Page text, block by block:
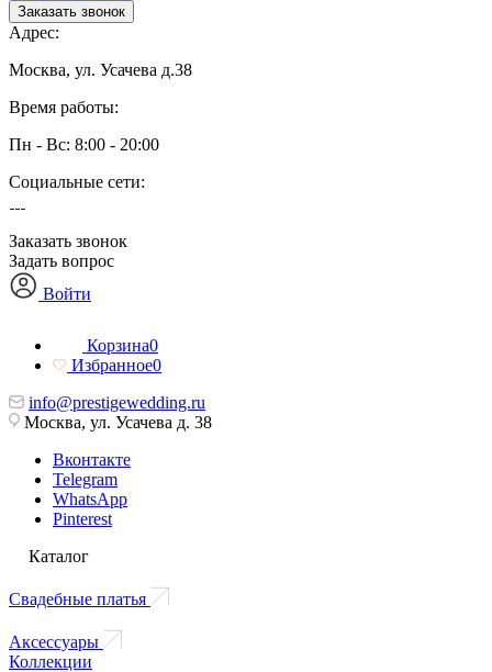
Заказать звонок
Адрес:
Москва, ул. Усачева д.38
Время работы:
Пн - Вс: 8:00 - 20:00
Социальные сети:
Заказать звонок
Задать вопрос
Войти
Корзина0
Избранное0
info@prestigewedding.ru
Москва, ул. Усачева д. 38
Вконтакте
Telegram
WhatsApp
Pinterest
Каталог
Свадебные платья
Аксессуары
Коллекции